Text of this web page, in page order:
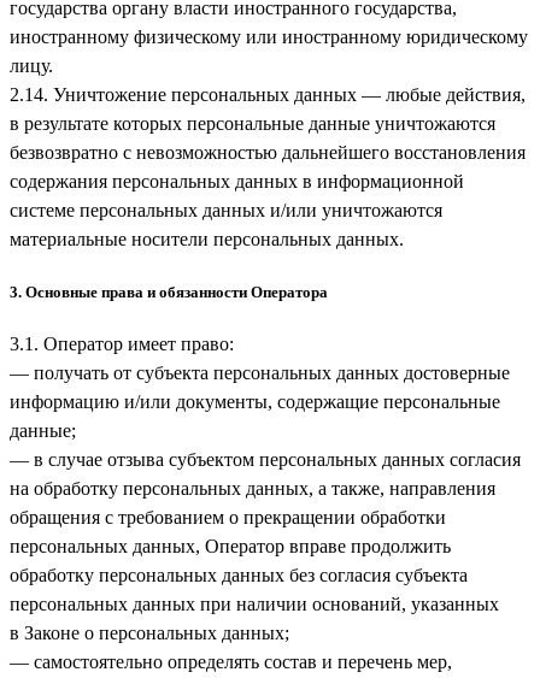
государства органу власти иностранного государства,
иностранному физическому или иностранному юридическому
лицу.
2.14. Уничтожение персональных данных — любые действия,
в результате которых персональные данные уничтожаются
безвозвратно с невозможностью дальнейшего восстановления
содержания персональных данных в информационной
системе персональных данных и/или уничтожаются
материальные носители персональных данных.
3. Основные права и обязанности Оператора
3.1. Оператор имеет право:
— получать от субъекта персональных данных достоверные
информацию и/или документы, содержащие персональные
данные;
— в случае отзыва субъектом персональных данных согласия
на обработку персональных данных, а также, направления
обращения с требованием о прекращении обработки
персональных данных, Оператор вправе продолжить
обработку персональных данных без согласия субъекта
персональных данных при наличии оснований, указанных
в Законе о персональных данных;
— самостоятельно определять состав и перечень мер,